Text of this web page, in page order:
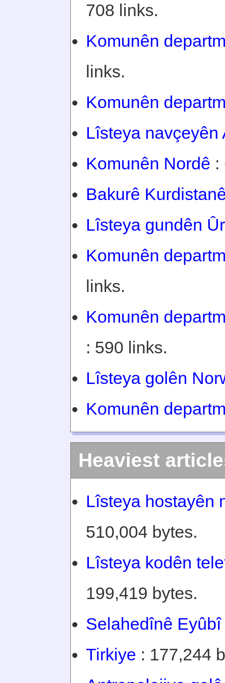
708 links.
Komunên
links.
Komunên
Lîsteya navçeyên
Komunên Nordê :
Bakurê
Lîsteya gundên
Komunên
links.
Komunên
: 590 links.
Lîsteya golên
Komunên
Heaviest
Lîsteya hostayên
510,004 bytes.
Lîsteya kodên
199,419 bytes.
Selahedînê Eyûbî
Tirkiye : 177,244